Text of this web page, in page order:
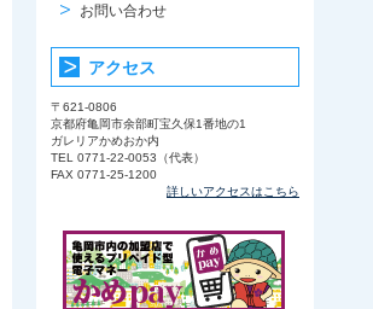
お問い合わせ
アクセス
〒621-0806
京都府亀岡市余部町宝久保1番地の1
ガレリアかめおか内
TEL 0771-22-0053（代表）
FAX 0771-25-1200
詳しいアクセスはこちら